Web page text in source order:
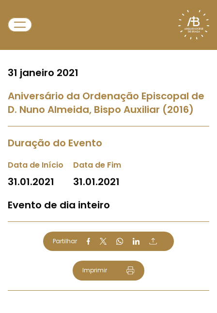
31 janeiro 2021
Aniversário da Ordenação Episcopal de
D. Nuno Almeida, Bispo Auxiliar (2016)
Duração do Evento
Data de Início
31.01.2021
Data de Fim
31.01.2021
Evento de dia inteiro
Partilhar
Imprimir